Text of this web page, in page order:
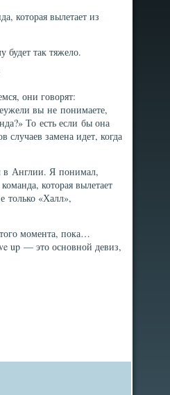
которая вылетает из
будет так тяжело.
они говорят:
вы не понимаете,
То есть если бы она
замена идет, когда
в Англии. Я понимал,
которая вылетает
только «Халл»,
момента, пока…
up — это основной девиз,